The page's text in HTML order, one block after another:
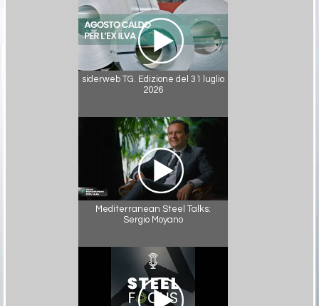
siderweb TG. Edizione del 31 luglio
2026
Mediterranean Steel Talks:
Sergio Moyano